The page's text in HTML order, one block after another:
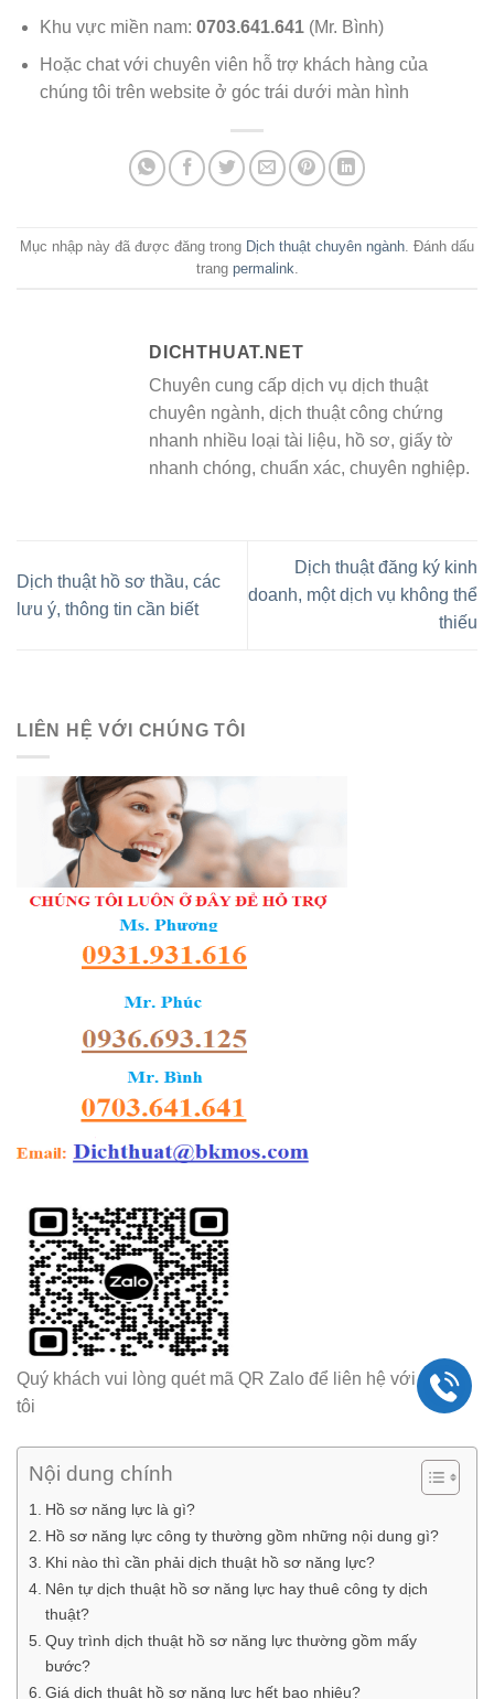
Khu vực miền nam: 0703.641.641(Mr. Bình)
Hoặc chat với chuyên viên hỗ trợ khách hàng của
chúng tôi trên website ở góc trái dưới màn hình
Mục nhập này đã được đăng trong Dịch thuật chuyên ngành . Đánh dấu
trang permalink
DICHTHUAT.NET
Chuyên cung cấp dịch vụ dịch thuật
chuyên ngành, dịch thuật công chứng
nhanh nhiều loại tài liệu, hồ sơ, giấy tờ
nhanh chóng, chuẩn xác, chuyên nghiệp.
Dịch thuật hồ sơ thầu, các
lưu ý, thông tin cần biết
Dịch thuật đăng ký kinh
doanh, một dịch vụ không thể
thiếu
LIÊN HỆ VỚI CHÚNG TÔI
Quý khách vui lòng quét mã QR Zalo để liên hệ với chúng
tôi
Nội dung chính
Hồ sơ năng lực là gì?
Hồ sơ năng lực công ty thường gồm những nội dung gì?
Khi nào thì cần phải dịch thuật hồ sơ năng lực?
Nên tự dịch thuật hồ sơ năng lực hay thuê công ty dịch
thuật?
Quy trình dịch thuật hồ sơ năng lực thường gồm mấy
bước?
Giá dịch thuật hồ sơ năng lực hết bao nhiêu?